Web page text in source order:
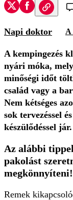
Napi doktor A
A kempingezés
nyári móka,
minőségi időt
család vagy a
Nem kétséges
sok tervezéssel és
készülődéssel jár.
Az alábbi
pakolást
megkönnyíteni!
Remek